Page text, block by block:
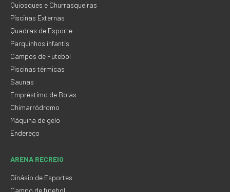
Quiosques e Churrasqueiras
Piscinas Externas
Quadras de Esporte
Parquinhos infantis
Campos de Futebol
Piscinas térmicas
Saunas
Empréstimo de Bolas
Chimarródromo
Máquina de gelo
Endereço
ARENA RECREIO
Ginásio de Esportes
Campo de futebol